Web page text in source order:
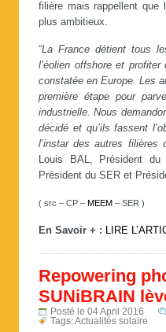
filière mais rappellent
plus ambitieux.
“La France détient tous
l’éolien offshore et
constatée en Europe. Les
première étape pour
industrielle. Nous
décidé et qu’ils fassent
l’instar des autres filières
Louis BAL, Président
Président du SER et
( src – CP – MEEM – SER )
En Savoir + : LIRE
Repowering
SUNiBRAIN
Posté le 04 April 2016
Tags:Actualités solaire